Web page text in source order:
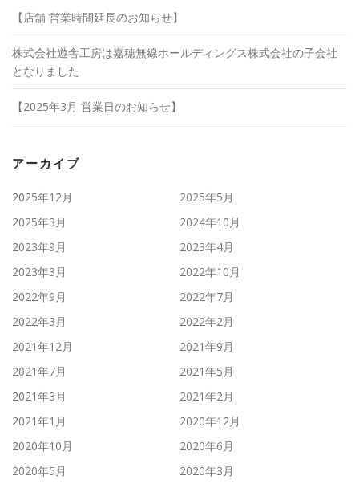
【店舗 営業時間延長のお知らせ】
株式会社遊舎工房は嘉穂無線ホールディングス株式会社の子会社
となりました
【2025年3月 営業日のお知らせ】
アーカイブ
2025年12月
2025年5月
2025年3月
2024年10月
2023年9月
2023年4月
2023年3月
2022年10月
2022年9月
2022年7月
2022年3月
2022年2月
2021年12月
2021年9月
2021年7月
2021年5月
2021年3月
2021年2月
2021年1月
2020年12月
2020年10月
2020年6月
2020年5月
2020年3月